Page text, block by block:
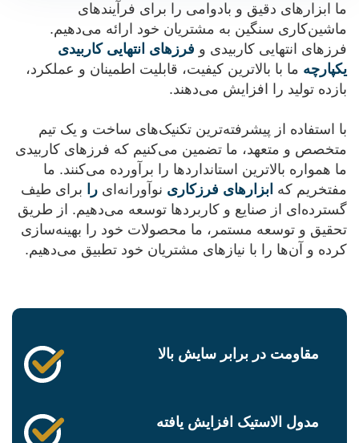
ما ابزارهای دقیق و بادوامی را برای فرآیندهای
ماشین‌کاری سنگین به مشتریان خود ارائه می‌دهیم.
فرزهای انتهایی کاربیدی و فرزهای انتهایی کاربیدی
یکپارچه ما با بالاترین کیفیت، قابلیت اطمینان و عملکرد،
بازده تولید را افزایش می‌دهند.
با استفاده از پیشرفته‌ترین تکنیک‌های ساخت و یک تیم
متخصص و متعهد، ما تضمین می‌کنیم که فرزهای کاربیدی
ما همواره بالاترین استانداردها را برآورده می‌کنند. ما
مفتخریم که ابزارهای فرزکاری نوآورانه‌ای را
برای طیف
گسترده‌ای از صنایع و کاربردها توسعه می‌دهیم. از طریق
تحقیق و توسعه مستمر، ما محصولات خود را بهینه‌سازی
کرده و آن‌ها را با نیازهای مشتریان خود تطبیق می‌دهیم.
مقاومت در برابر سایش بالا
مدول الاستیک افزایش یافته